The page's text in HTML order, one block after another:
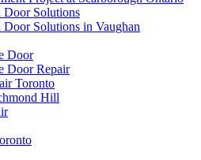
Door Solutions
Solutions in Vaughan
Door
Door Repair
Toronto
Hill